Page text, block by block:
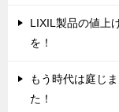
LIXIL製品の値上
を！
もう時代は庭じ
た！